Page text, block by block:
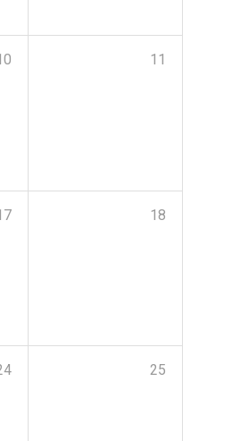
11
18
25